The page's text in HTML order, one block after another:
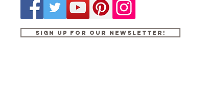
Sign up for our newsletter!